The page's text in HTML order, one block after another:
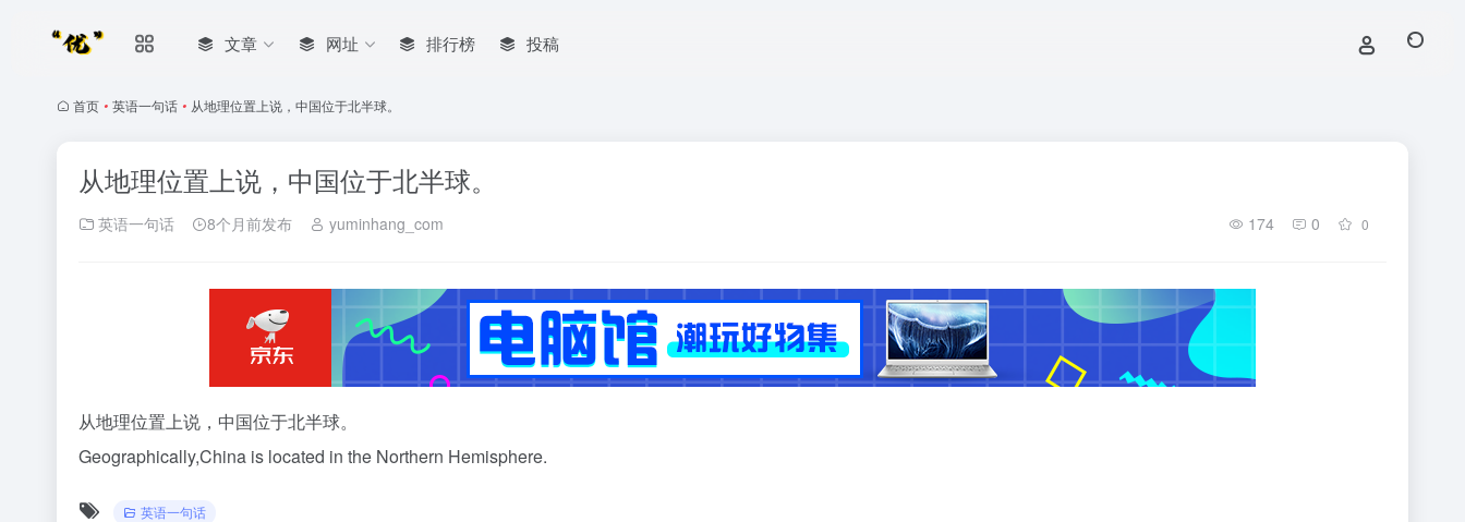
文章 网址 排行榜 投稿
首页 • 英语一句话 • 从地理位置上说，中国位于北半球。
从地理位置上说，中国位于北半球。
英语一句话 8个月前发布 yuminhang_com 174 0 0
从地理位置上说，中国位于北半球。
Geographically,China is located in the Northern Hemisphere.
英语一句话